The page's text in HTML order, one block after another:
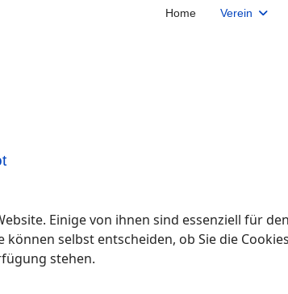
Home Verein
Einige von ihnen sind essenziell für
können selbst entscheiden, ob Sie die
stehen.